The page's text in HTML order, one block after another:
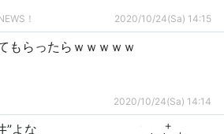
！ 2020/10/24(Sa) 14:15
もらったらｗｗｗｗｗ
2020/10/24(Sa) 14:14
”よな